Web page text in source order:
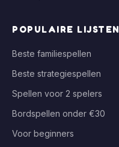
POPULAIRE LIJSTEN
Beste familiespellen
Beste strategiespellen
Spellen voor 2 spelers
Bordspellen onder €30
Voor beginners